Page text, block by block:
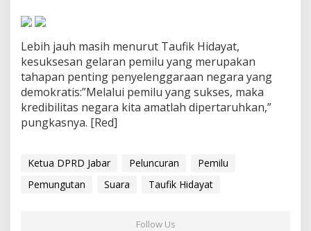
a
n
S
u
a
r
a
P
i
u
Lebih jauh masih menurut Taufik Hidayat,
kesuksesan gelaran pemilu yang merupakan
tahapan penting penyelenggaraan negara yang
demokratis:”Melalui pemilu yang sukses, maka
kredibilitas negara kita amatlah dipertaruhkan,”
pungkasnya. [Red]
Ketua DPRD Jabar Peluncuran
Pemilu
Pemungutan
Suara Taufik Hidayat
Follow Us